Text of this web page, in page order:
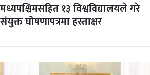
मध्यपश्चिमसहित १३ विश्वविद्यालयले गरे
संयुक्त घोषणापत्रमा हस्ताक्षर